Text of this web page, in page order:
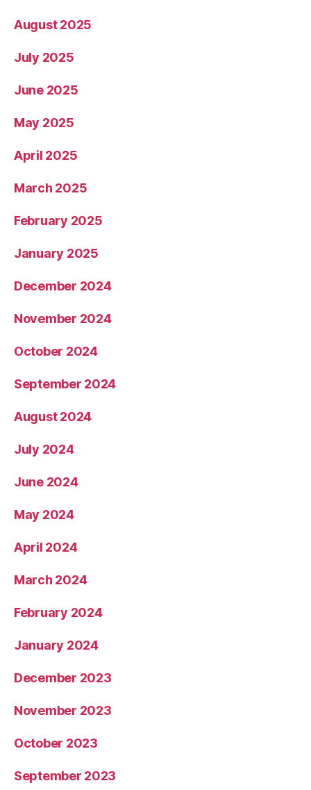
August 2025
July 2025
June 2025
May 2025
April 2025
March 2025
February 2025
January 2025
December 2024
November 2024
October 2024
September 2024
August 2024
July 2024
June 2024
May 2024
April 2024
March 2024
February 2024
January 2024
December 2023
November 2023
October 2023
September 2023